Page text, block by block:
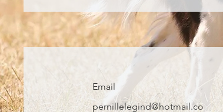
Email
pernillelegind@hotmail.co